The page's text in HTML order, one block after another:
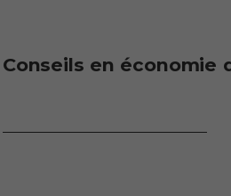
Conseils en économie